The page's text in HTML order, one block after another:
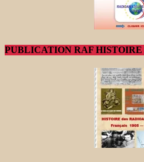
PUBLICATION RAF HISTOIRE